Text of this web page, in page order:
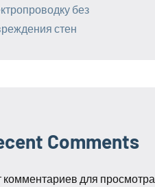
без
стен
Comments
комментариев для просмотра.